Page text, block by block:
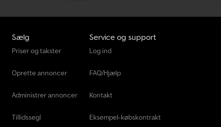
Sælg
Priser og takster
Oprette annoncer
Administrer annoncer
Tillidssegl
Service og support
Log ind
FAQ/Hjælp
Kontakt
Eksempel-købskontrakt